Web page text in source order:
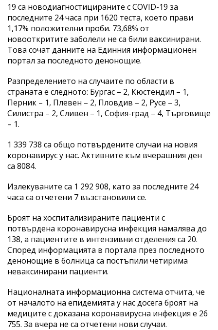
19 са новодиагностицираните с COVID-19 за
последните 24 часа при 1620 теста, което прави
1,17% положителни проби. 73,68% от
новооткритите заболели не са били ваксинирани.
Това сочат данните на Единния информационен
портал за последното денонощие.
Разпределението на случаите по области в
страната е следното: Бургас – 2, Кюстендил – 1,
Перник – 1, Плевен – 2, Пловдив – 2, Русе – 3,
Силистра – 2, Сливен – 1, София-град – 4, Търговище
– 1.
1 339 738 са общо потвърдените случаи на новия
коронавирус у нас. Активните към вчерашния ден
са 8084.
Излекуваните са 1 292 908, като за последните 24
часа са отчетени 7 възстановили се.
Броят на хоспитализираните пациенти с
потвърдена коронавирусна инфекция намалява до
138, а пациентите в интензивни отделения са 20.
Според информацията в портала през последното
денонощие в болница са постъпили четирима
неваксинирани пациенти.
Националната информационна система отчита, че
от началото на епидемията у нас досега броят на
медиците с доказана коронавирусна инфекция е 26
755. За вчера не са отчетени нови случаи.